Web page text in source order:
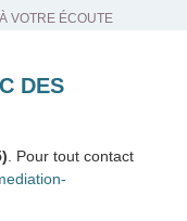
VOTRE ÉCOUTE
DES
. Pour tout contact